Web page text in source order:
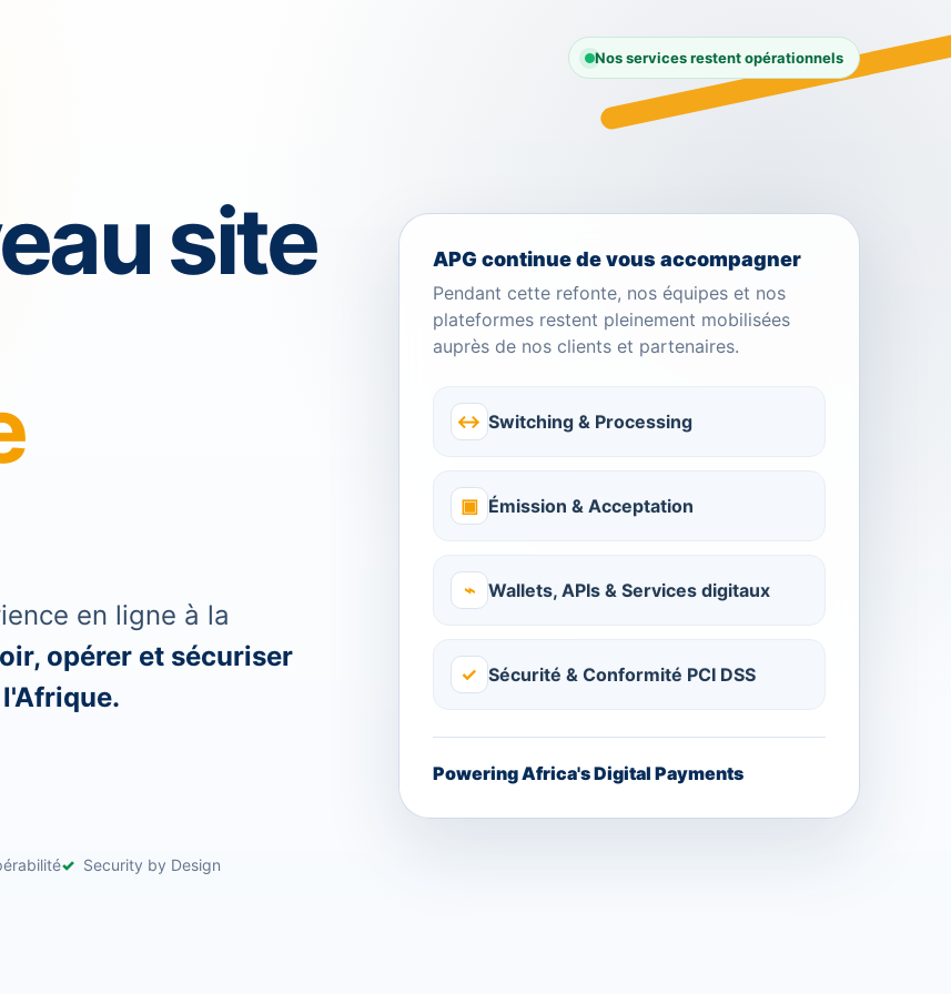
Nos services restent opérationnels
site
en ligne à la
opérer et sécuriser
Security by Design
APG continue de vous accompagner
Pendant cette refonte, nos équipes et nos
plateformes restent pleinement mobilisées
auprès de nos clients et partenaires.
↔ Switching & Processing
▣ Émission & Acceptation
⌁ Wallets, APIs & Services digitaux
✓ Sécurité & Conformité PCI DSS
Powering Africa's Digital Payments